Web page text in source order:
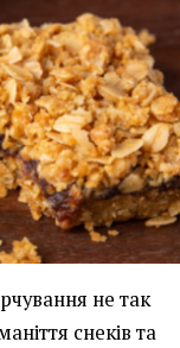
не так
снеків та